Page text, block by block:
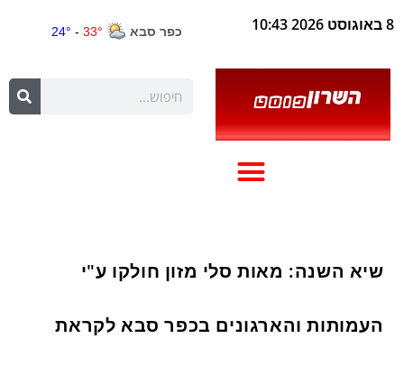
8 באוגוסט 2026 10:43
שיא השנה: מאות סלי מזון חולקו ע"י
העמותות והארגונים בכפר סבא לקראת